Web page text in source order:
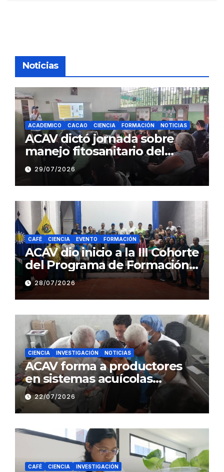
Noticias
ACADEMICO CACAO CIENCIA FORMACIÓN NOTICIAS
ACAV dictó jornada sobre
manejo fitosanitario del
cacao a productores del
estado Barinas
29/07/2026
CAFÉ CIENCIA EVENTO FORMACIÓN
ACAV dio inicio a la III Cohorte
del Programa de Formación
en Producción y Manejo de
Sistemas Sustentables de
Café
28/07/2026
CIENCIA INVESTIGACIÓN NOTICIAS
ACAV forma a productores
en sistemas acuícolas
sustentables en Barinas
22/07/2026
CAFÉ CIENCIA INVESTIGACIÓN